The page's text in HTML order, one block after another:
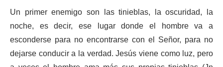
Un primer enemigo son las tinieblas, la oscuridad, la
noche, es decir, ese lugar donde el hombre va a
esconderse para no encontrarse con el Señor, para no
dejarse conducir a la verdad. Jesús viene como luz, pero